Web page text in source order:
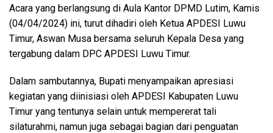
Acara yang berlangsung di Aula Kantor DPMD Lutim, Kamis
(04/04/2024) ini, turut dihadiri oleh Ketua APDESI Luwu
Timur, Aswan Musa bersama seluruh Kepala Desa yang
tergabung dalam DPC APDESI Luwu Timur.
Dalam sambutannya, Bupati menyampaikan apresiasi
kegiatan yang diinisiasi oleh APDESI Kabupaten Luwu
Timur yang tentunya selain untuk mempererat tali
silaturahmi, namun juga sebagai bagian dari penguatan